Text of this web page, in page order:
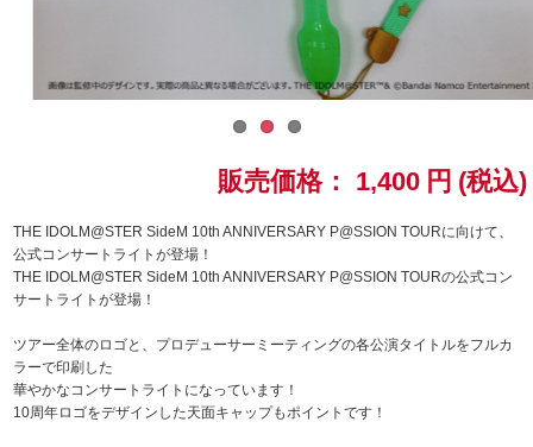
ラブライブ！
ラブライブ！サンシャイン‼
ラブライブ！虹ヶ咲学園スクールアイドル同好会
ラブライブ！スーパースター!!
販売価格： 1,400 円 (税込)
THE IDOLM@STER SideM 10th ANNIVERSARY P@SSION TOURに向けて、
公式コンサートライトが登場！
THE IDOLM@STER SideM 10th ANNIVERSARY P@SSION TOURの公式コン
サートライトが登場！
ツアー全体のロゴと、プロデューサーミーティングの各公演タイトルをフルカ
ラーで印刷した
華やかなコンサートライトになっています！
10周年ロゴをデザインした天面キャップもポイントです！